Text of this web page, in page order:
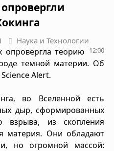
Наука и Технологии
12:00
опровергла теорию
темной материи. Об
Alert.
во Вселенной есть
дыр, сформированных
взрыва, из скопления
материя. Они обладают
но огромной массой: